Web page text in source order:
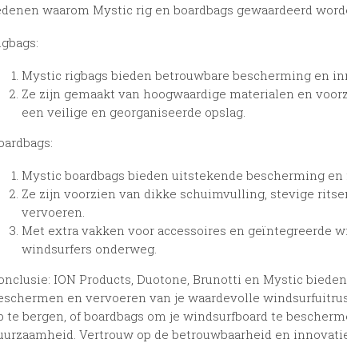
waarom Mystic rig en boardbags gewaardeerd
Mystic rigbags bieden betrouwbare bescherming en
Ze zijn gemaakt van hoogwaardige materialen en
een veilige en georganiseerde opslag.
Mystic boardbags bieden uitstekende bescherming
Ze zijn voorzien van dikke schuimvulling, stevige
vervoeren.
Met extra vakken voor accessoires en geïntegreerde
windsurfers onderweg.
ION Products, Duotone, Brunotti en Mystic
en vervoeren van je waardevolle
te bergen, of boardbags om je windsurfboard te
Vertrouw op de betrouwbaarheid en